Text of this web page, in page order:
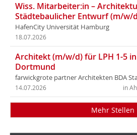
Wiss. Mitarbeiter:in –
Städtebaulicher Entwurf (m/w/
HafenCity Universität Hamburg
18.07.2026
Architekt (m/w/d) für LPH 1-5
Dortmund
farwickgrote partner Architekten BDA
in
14.07.2026
Mehr Stellen